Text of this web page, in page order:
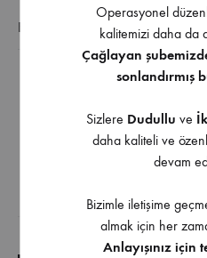
EK BILGI
Çalışma masalarındaki
Plastikten üretilmiştir
Delik çapı 63 mm’dir
Farklı renk seçenekleri
Operasyonel
kalitemizi daha da
Çağlayan
sonlandırmış
Sizlere Dudullu ve
daha kaliteli ve
devam
Bizimle iletişime
almak için her
Anlayışınız için